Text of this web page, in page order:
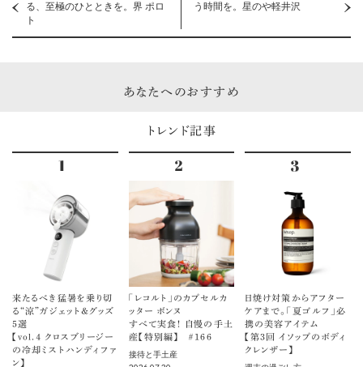
る、至極のひとときを。界 ポロ
ト
う時間を。星のや軽井沢
あなたへのおすすめ
トレンド記事
来たるべき猛暑を乗り切
る“涼”ガジェット＆グッズ
5選
【vol.４ クロスブリージー
の冷却ミストハンディファ
ン】
「レコルト」のカプセルカ
ッター ボンヌ
すべて実食！ 自慢の手土
産【特別編】 ＃166
接待と手土産
日焼け対策からアフター
ケアまで。「夏ゴルフ」必
携の美容アイテム
【第3回 イソップのボディ
クレンザー】